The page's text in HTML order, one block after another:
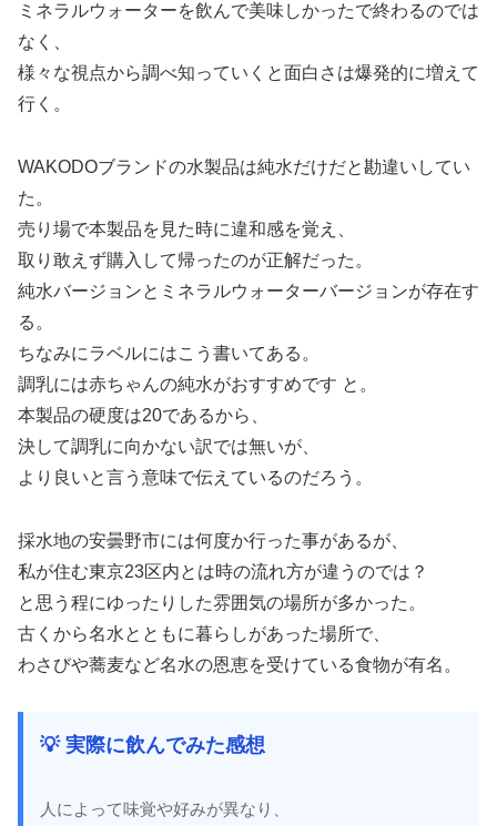
ミネラルウォーターを飲んで美味しかったで終わるのでは
なく、
様々な視点から調べ知っていくと面白さは爆発的に増えて
行く。
WAKODOブランドの水製品は純水だけだと勘違いしてい
た。
売り場で本製品を見た時に違和感を覚え、
取り敢えず購入して帰ったのが正解だった。
純水バージョンとミネラルウォーターバージョンが存在す
る。
ちなみにラベルにはこう書いてある。
調乳には赤ちゃんの純水がおすすめです と。
本製品の硬度は20であるから、
決して調乳に向かない訳では無いが、
より良いと言う意味で伝えているのだろう。
採水地の安曇野市には何度か行った事があるが、
私が住む東京23区内とは時の流れ方が違うのでは？
と思う程にゆったりした雰囲気の場所が多かった。
古くから名水とともに暮らしがあった場所で、
わさびや蕎麦など名水の恩恵を受けている食物が有名。
💡 実際に飲んでみた感想
人によって味覚や好みが異なり、